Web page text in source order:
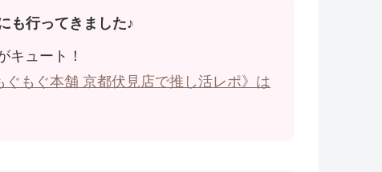
も行ってきました♪
キュート！
ぐもぐ本舗 京都伏見店で推し活レポ》は